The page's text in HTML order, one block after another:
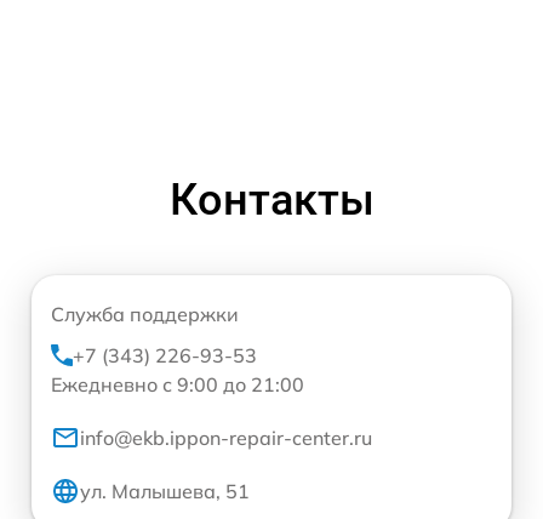
Контакты
Служба поддержки
+7 (343) 226-93-53
Ежедневно с 9:00 до 21:00
info@ekb.ippon-repair-center.ru
ул. Малышева, 51